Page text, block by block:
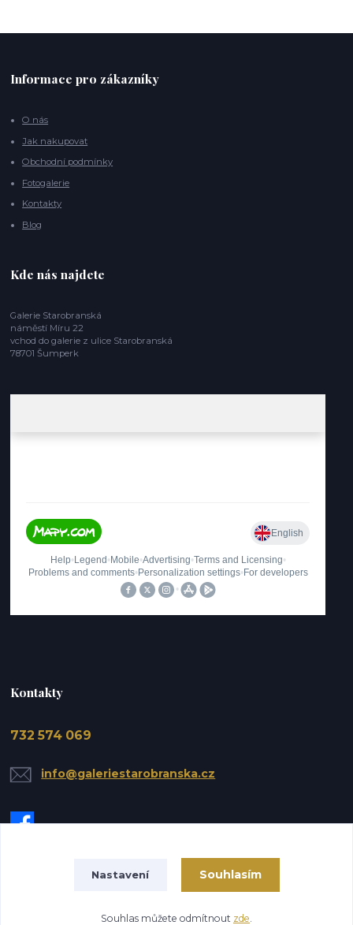
Informace pro zákazníky
O nás
Jak nakupovat
Obchodní podmínky
Fotogalerie
Kontakty
Blog
Kde nás najdete
Galerie Starobranská
náměstí Míru 22
vchod do galerie z ulice Starobranská
78701 Šumperk
Kontakty
732 574 069
info@galeriestarobranska.cz
Upravit sběr cookies.
Nastavení Souhlasím
Souhlas můžete odmítnout zde